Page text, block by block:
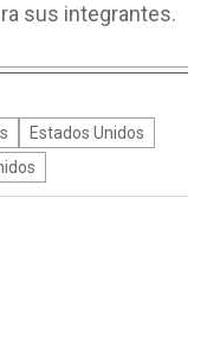
sus integrantes.
Estados Unidos